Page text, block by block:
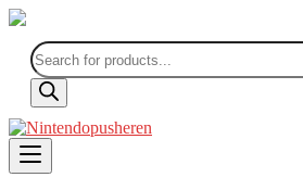
Products
search
Skip
to
content